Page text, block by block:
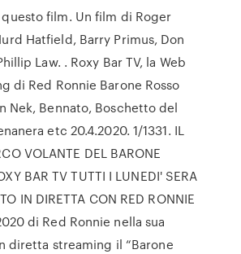
film. Un film di Roger
Hatfield, Barry Primus, Don
Law. . Roxy Bar TV, la Web
di Red Ronnie Barone Rosso
Nek, Bennato, Boschetto del
etc 20.4.2020. 1/1331. IL
VOLANTE DEL BARONE
BAR TV TUTTI I LUNEDI' SERA
IN DIRETTA CON RED RONNIE
di Red Ronnie nella sua
diretta streaming il “Barone